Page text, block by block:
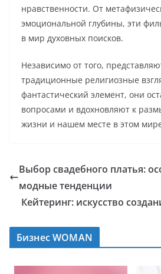
нравственности. От
эмоциональной глубины, эти
в мир духовных поисков.
Независимо от того,
традиционные религиозные
фантастический элемент, они
вопросами и вдохновляют к
жизни и нашем месте в этом
Выбор свадебного платья:
модные тенденции
Кейтеринг: искусство
Бизнес WOMAN